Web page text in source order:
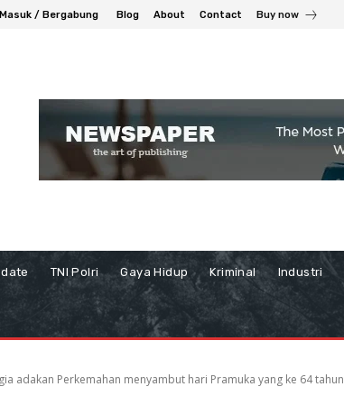
Masuk / Bergabung Blog About Contact Buy now
TNI Polri Gaya Hidup Kriminal Industri
adakan Perkemahan menyambut hari Pramuka yang ke 64 tahun